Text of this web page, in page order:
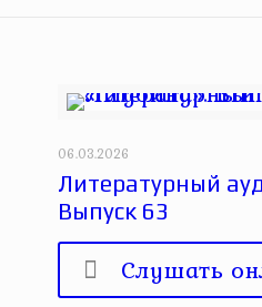
06.03.2026
Литературный
Выпуск 63
Слушать